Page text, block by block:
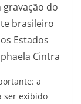
gravação do
brasileiro
Estados
Cintra
a
ser exibido